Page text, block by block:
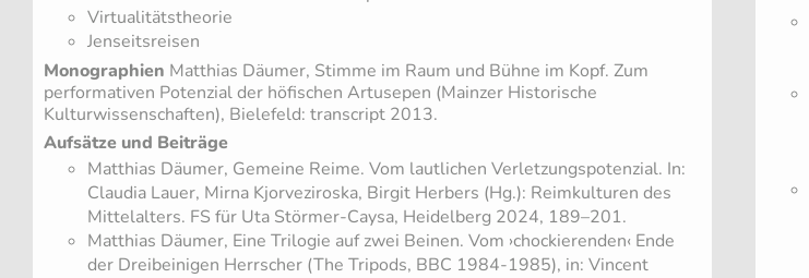
Virtualitätstheorie
Jenseitsreisen
Monographien Matthias Däumer, Stimme im Raum und Bühne im Kopf. Zum
performativen Potenzial der höfischen Artusepen (Mainzer Historische
Kulturwissenschaften), Bielefeld: transcript 2013.
Aufsätze und Beiträge
Matthias Däumer, Gemeine Reime. Vom lautlichen Verletzungspotenzial. In:
Claudia Lauer, Mirna Kjorveziroska, Birgit Herbers (Hg.): Reimkulturen des
Mittelalters. FS für Uta Störmer-Caysa, Heidelberg 2024, 189–201.
Matthias Däumer, Eine Trilogie auf zwei Beinen. Vom ›chockierenden‹ Ende
der Dreibeinigen Herrscher (The Tripods, BBC 1984-1985), in: Vincent